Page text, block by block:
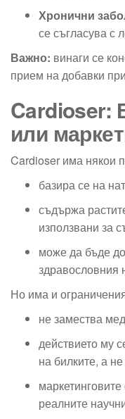
Хронични
се съгласува с
Важно: винаги се
прием на добавки
Cardioser:
или
Cardioser има някои
базира се на
съдържа
използвани за
може да бъде
здравословния
Но има и
не замества
действието му
на билките, а
реалните